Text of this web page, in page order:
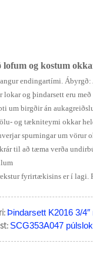
lofum og kostum
endingartími.
lokar og þindarsett eru með
um birgðir án
og tækniteymi okkar
spurningar um vörur
til að tæma verða
fyrirtækisins er í lagi.
Þindarsett K2016 3/
SCG353A047